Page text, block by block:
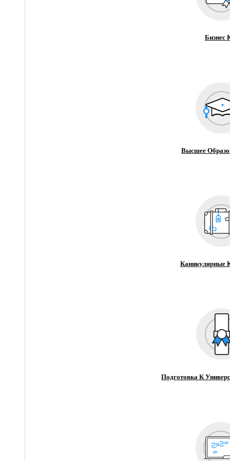
Бизнес
Высшее
Каникулярные
Подготовка К